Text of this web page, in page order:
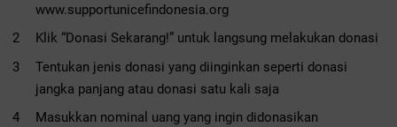
www.supportunicefindonesia.org
Klik “Donasi Sekarang!” untuk langsung melakukan donasi
Tentukan jenis donasi yang diinginkan seperti donasi
jangka panjang atau donasi satu kali saja
Masukkan nominal uang yang ingin didonasikan